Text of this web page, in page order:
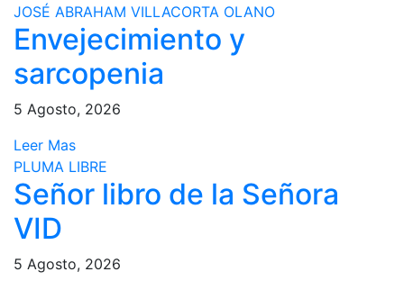
JOSÉ ABRAHAM VILLACORTA OLANO
Envejecimiento y
sarcopenia
5 Agosto, 2026
Leer Mas
PLUMA LIBRE
Señor libro de la Señora
VID
5 Agosto, 2026